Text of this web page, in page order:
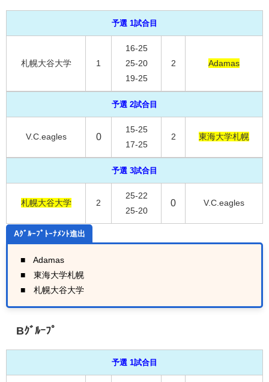
予選 1試合目
札幌大谷大学 1
16-25
25-20
19-25
2 Adamas
予選 2試合目
V.C.eagles 0
15-25
17-25
2 東海大学札幌
予選 3試合目
札幌大谷大学 2
25-22
25-20
0 V.C.eagles
Aｸﾞﾙｰﾌﾟﾄｰﾅﾒﾝﾄ進出
■ Adamas
■ 東海大学札幌
■ 札幌大谷大学
Bｸﾞﾙｰﾌﾟ
予選 1試合目